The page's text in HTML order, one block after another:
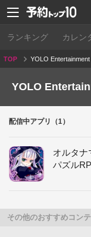
ランキング カレン
TOP YOLO Entertainment
YOLO
配信中アプリ（1）
オルタ
パズル
その他のおすすめコン